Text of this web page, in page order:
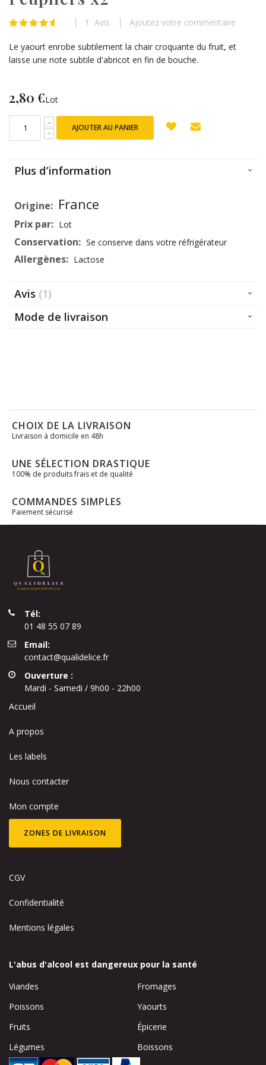
beginning
of
images
gallery
Évaluation: 1 Avis Ajoutez votre commentaire
Le yaourt enrobe subtilement la chair croquante du fruit, et
laisse une note subtile d'abricot en fin de bouche.
2,80 €Lot
AJOUTER AU PANIER
Plus d’information
d’informationFrance
Lot
Se conserve dans votre réfrigérateur
Lactose
Avis 1
Mode de livraison
CHOIX DE LA LIVRAISON
Livraison à domicile en 48h
UNE SÉLECTION DRASTIQUE
100% de produits frais et de qualité
COMMANDES SIMPLES
Paiement sécurisé
Tél:
01 48 55 07 89
Email:
contact@qualidelice.fr
Ouverture :
Mardi - Samedi / 9h00 - 22h00
Accueil
A propos
Les labels
Nous contacter
Mon compte
ZONES DE LIVRAISON
CGV
Confidentialité
Mentions légales
L'abus d'alcool est dangereux pour la santé
Viandes
Poissons
Fruits
Légumes
Fromages
Yaourts
Épicerie
Boissons